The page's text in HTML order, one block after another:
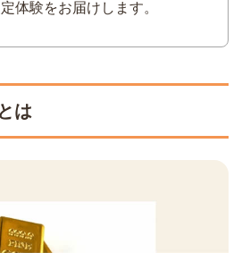
白金）インゴット
インゴット
トを売るなら福ちゃんへ
トの購入方法
意点
体験をお届けします。
は